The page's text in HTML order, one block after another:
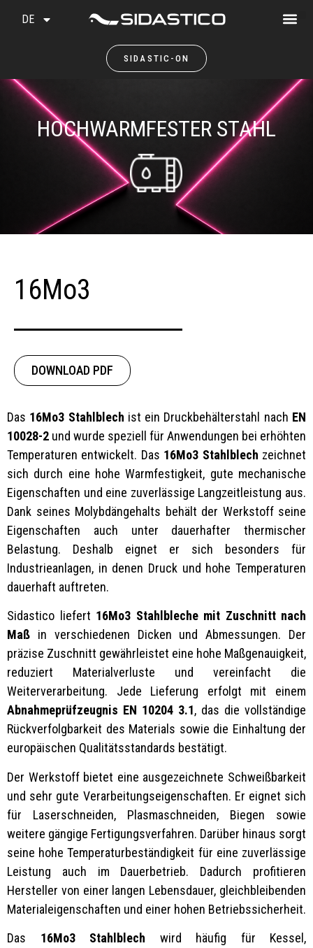
SIDASTIC-ON
DE
HOCHWARMFESTER STAHL
16Mo3
DOWNLOAD PDF
Das 16Mo3 Stahlblech ist ein Druckbehälterstahl nach EN
10028-2 und wurde speziell für Anwendungen bei erhöhten
Temperaturen entwickelt. Das 16Mo3 Stahlblech zeichnet
sich durch eine hohe Warmfestigkeit, gute mechanische
Eigenschaften und eine zuverlässige Langzeitleistung aus.
Dank seines Molybdängehalts behält der Werkstoff seine
Eigenschaften auch unter dauerhafter thermischer
Belastung. Deshalb eignet er sich besonders für
Industrieanlagen, in denen Druck und hohe Temperaturen
dauerhaft auftreten.
Sidastico liefert 16Mo3 Stahlbleche mit Zuschnitt nach
Maß in verschiedenen Dicken und Abmessungen. Der
präzise Zuschnitt gewährleistet eine hohe Maßgenauigkeit,
reduziert Materialverluste und vereinfacht die
Weiterverarbeitung. Jede Lieferung erfolgt mit einem
Abnahmeprüfzeugnis EN 10204 3.1, das die vollständige
Rückverfolgbarkeit des Materials sowie die Einhaltung der
europäischen Qualitätsstandards bestätigt.
Der Werkstoff bietet eine ausgezeichnete Schweißbarkeit
und sehr gute Verarbeitungseigenschaften. Er eignet sich
für Laserschneiden, Plasmaschneiden, Biegen sowie
weitere gängige Fertigungsverfahren. Darüber hinaus sorgt
seine hohe Temperaturbeständigkeit für eine zuverlässige
Leistung auch im Dauerbetrieb. Dadurch profitieren
Hersteller von einer langen Lebensdauer, gleichbleibenden
Materialeigenschaften und einer hohen Betriebssicherheit.
Das 16Mo3 Stahlblech wird häufig für Kessel,